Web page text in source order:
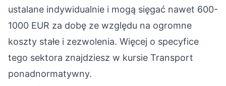
ustalane indywidualnie i mogą sięgać nawet 600-
1000 EUR za dobę ze względu na ogromne
koszty stałe i zezwolenia. Więcej o specyfice
tego sektora znajdziesz w kursie Transport
ponadnormatywny.